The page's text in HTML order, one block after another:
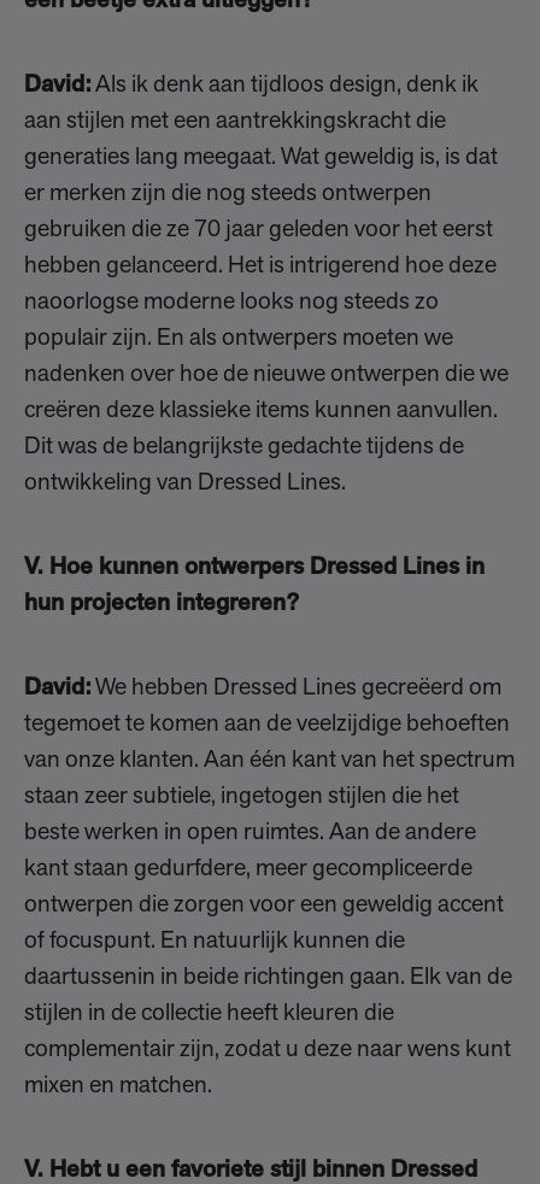
David: Als ik denk aan tijdloos design, denk ik
aan stijlen met een aantrekkingskracht die
generaties lang meegaat. Wat geweldig is, is dat
er merken zijn die nog steeds ontwerpen
gebruiken die ze 70 jaar geleden voor het eerst
hebben gelanceerd. Het is intrigerend hoe deze
naoorlogse moderne looks nog steeds zo
populair zijn. En als ontwerpers moeten we
nadenken over hoe de nieuwe ontwerpen die we
creëren deze klassieke items kunnen aanvullen.
Dit was de belangrijkste gedachte tijdens de
ontwikkeling van Dressed Lines.
V. Hoe kunnen ontwerpers Dressed Lines in
hun projecten integreren?
David: We hebben Dressed Lines gecreëerd om
tegemoet te komen aan de veelzijdige behoeften
van onze klanten. Aan één kant van het spectrum
staan zeer subtiele, ingetogen stijlen die het
beste werken in open ruimtes. Aan de andere
kant staan gedurfdere, meer gecompliceerde
ontwerpen die zorgen voor een geweldig accent
of focuspunt. En natuurlijk kunnen die
daartussenin in beide richtingen gaan. Elk van de
stijlen in de collectie heeft kleuren die
complementair zijn, zodat u deze naar wens kunt
mixen en matchen.
V. Hebt u een favoriete stijl binnen Dressed